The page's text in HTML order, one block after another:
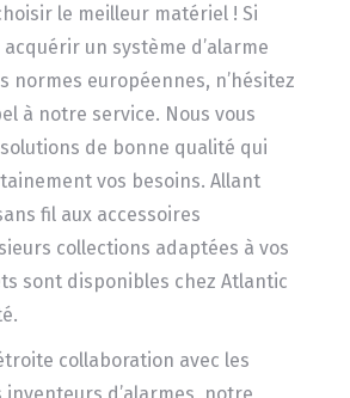
le meilleur matériel ! Si
un système d’alarme
normes européennes, n’hésitez
à notre service. Nous vous
de bonne qualité qui
vos besoins. Allant
fil aux accessoires
collections adaptées à vos
sont disponibles chez Atlantic
collaboration avec les